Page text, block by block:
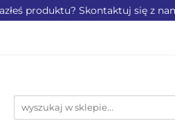
produktu? Skontaktuj się z
OFERTA DLA